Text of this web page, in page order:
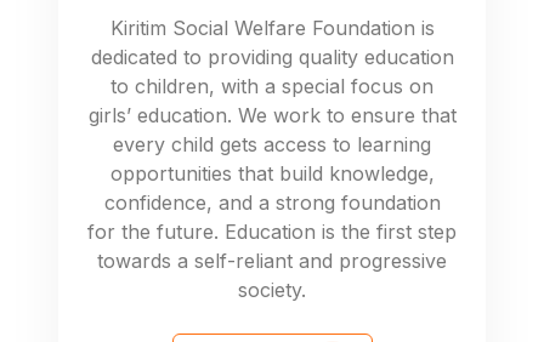
Kiritim Social Welfare Foundation is
dedicated to providing quality education
to children, with a special focus on
girls’ education. We work to ensure that
every child gets access to learning
opportunities that build knowledge,
confidence, and a strong foundation
for the future. Education is the first step
towards a self-reliant and progressive
society.